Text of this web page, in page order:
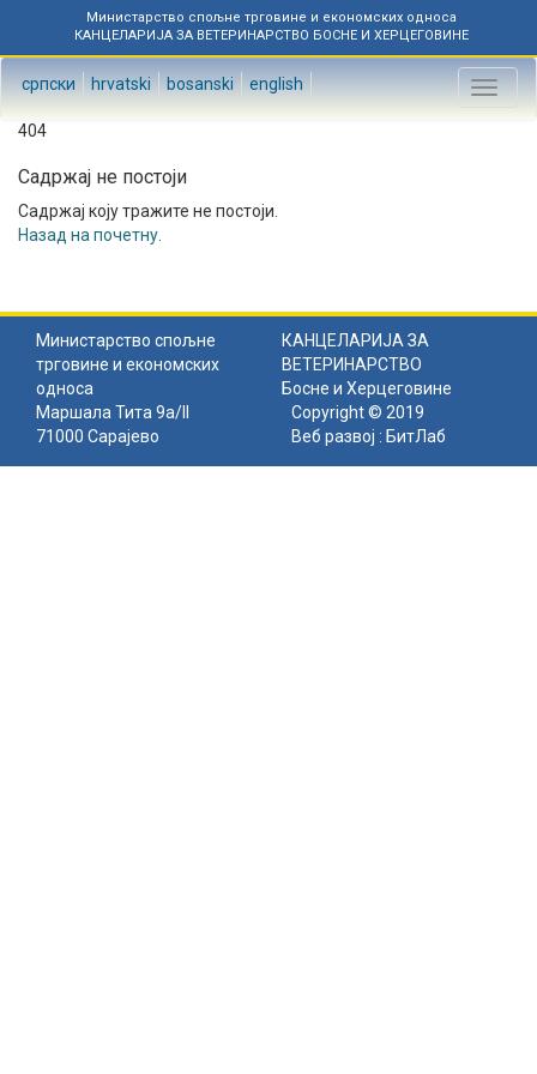
Министарство спољне трговине и економских односа
КАНЦЕЛАРИЈА ЗА ВЕТЕРИНАРСТВО БОСНЕ И ХЕРЦЕГОВИНЕ
српски hrvatski bosanski english
Toggle
404
Садржај не постоји
Садржај коју тражите не постоји.
Назад на почетну
Министарство спољне
трговине и економских
односа
КАНЦЕЛАРИЈА ЗА
ВЕТЕРИНАРСТВО
Босне и Херцеговине
Маршала Тита 9а/II
71000 Сарајево
Copyright © 2019
Веб развој : БитЛаб